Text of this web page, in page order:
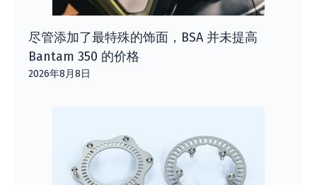
尽管添加了最特殊的饰面，BSA 并未提高
Bantam 350 的价格
2026年8月8日